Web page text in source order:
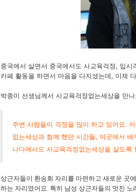
중국에서 살면서 중국에서도 사교육걱정, 입
카페 활동을 하면서 마음을 다지셨는데, 이제
박종미 선생님께서 사교육걱정없는세상을 만
주변 사람들이 걱정을 많이 하고 있어요.
없는세상과 함께 했던 시간들, 이곳에서
나다에서도 사교육걱정없는세상을 살도록
상근자들이 환송회 자리를 마련하고 새로운 곳
하는 자리였어요. 특히 남성 상근자들의 멋진